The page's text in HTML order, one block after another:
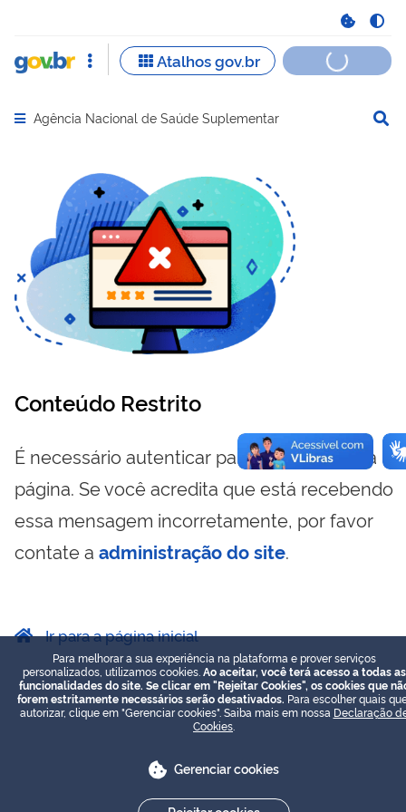
Abrir menu principal de navegação
Agência Nacional de Saúde Suplementar
Conteúdo Restrito
É necessário autenticar para visualizar essa
página. Se você acredita que está recebendo
essa mensagem incorretamente, por favor
contate a administração do site.
Ir para a página inicial
Para melhorar a sua experiência na plataforma e prover serviços
personalizados, utilizamos cookies. Ao aceitar, você terá acesso a todas as
funcionalidades do site. Se clicar em "Rejeitar Cookies", os cookies que
forem estritamente necessários serão desativados. Para escolher quais
autorizar, clique em "Gerenciar cookies". Saiba mais em nossa Declaração
Cookies
Gerenciar cookies